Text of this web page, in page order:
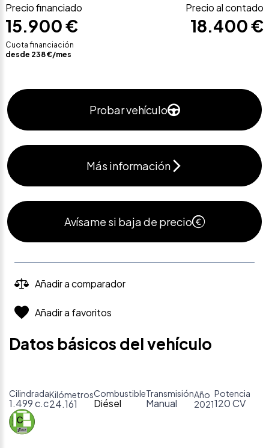
Precio financiado
15.900 €
Cuota financiación
desde 238€/mes
Precio al contado
18.400 €
Probar vehículo
Más información
Avísame si baja de precio
Añadir a comparador
Añadir a favoritos
Datos básicos del vehículo
Cilindrada
1.499 c.c
Kilómetros
24.161
Combustible
Diésel
Transmisión
Manual
Año
2021
Potencia
120 CV